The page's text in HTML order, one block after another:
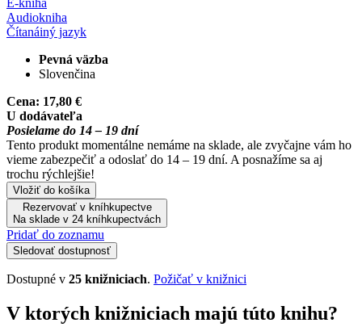
Audiokniha
Čítanáiný jazyk
Pevná väzba
Slovenčina
Cena: 17,80 €
U dodávateľa
Posielame do 14 – 19 dní
Tento produkt momentálne nemáme na sklade, ale zvyčajne vám ho
vieme zabezpečiť a odoslať do 14 – 19 dní. A posnažíme sa aj
trochu rýchlejšie!
Vložiť do košíka
Rezervovať v kníhkupectve
Na sklade v 24 kníhkupectvách
Pridať do zoznamu
Sledovať dostupnosť
Dostupné v 25 knižniciach. Požičať v knižnici
V ktorých knižniciach majú túto knihu?